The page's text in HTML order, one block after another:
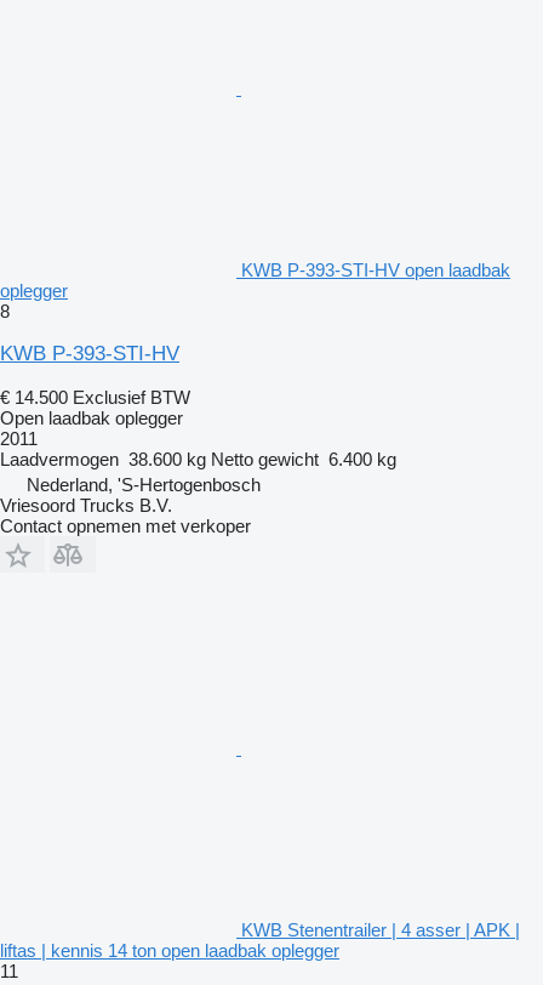
KWB P-393-STI-HV open laadbak
oplegger
8
KWB P-393-STI-HV
€ 14.500 Exclusief BTW
Open laadbak oplegger
2011
Laadvermogen 38.600 kg Netto gewicht 6.400 kg
Nederland, 'S-Hertogenbosch
Vriesoord Trucks B.V.
Contact opnemen met verkoper
KWB Stenentrailer | 4 asser | APK |
liftas | kennis 14 ton open laadbak oplegger
11